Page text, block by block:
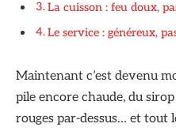
La cuisson : feu doux,
Le service : généreux,
Maintenant c’est devenu
pile encore chaude, du
rouges par-dessus… et tout